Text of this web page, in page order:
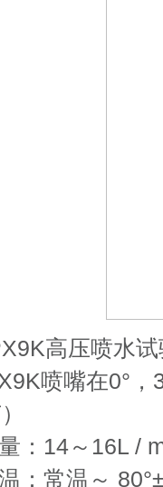
高压喷水
喷嘴在0°，
：14～16L /
：常温～